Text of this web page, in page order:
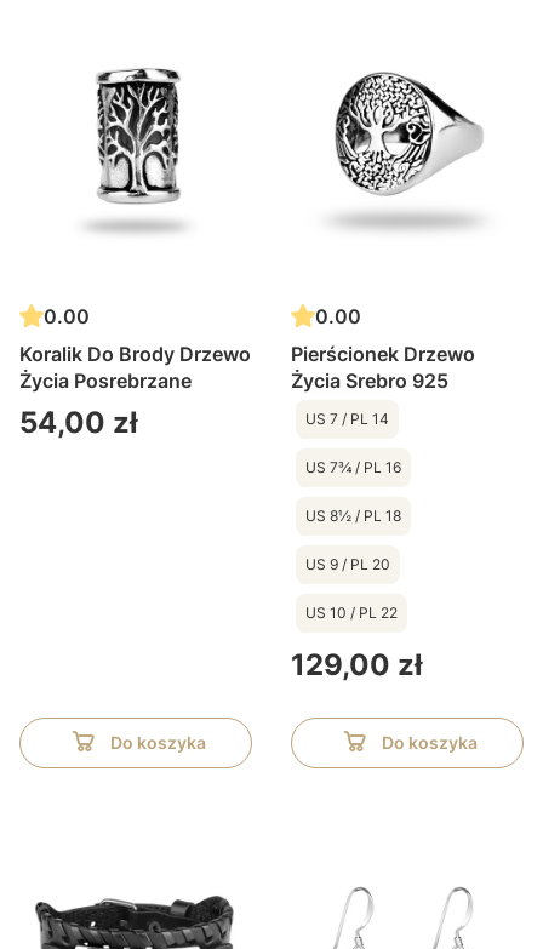
0.00
Koralik Do Brody Drzewo
Życia Posrebrzane
Cena
54,00 zł
Do koszyka
0.00
Pierścionek Drzewo
Życia Srebro 925
US 7 / PL 14
US 7¾ / PL 16
US 8½ / PL 18
US 9 / PL 20
US 10 / PL 22
Cena
129,00 zł
Do koszyka